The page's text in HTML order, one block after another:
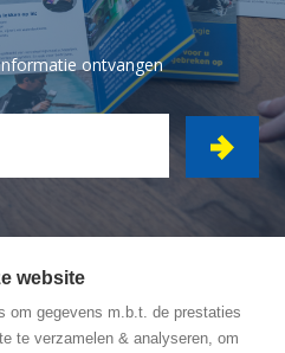
ontvangen
7 - 2450 Meerhout
website
om gegevens m.b.t. de prestaties
te verzamelen & analyseren, om